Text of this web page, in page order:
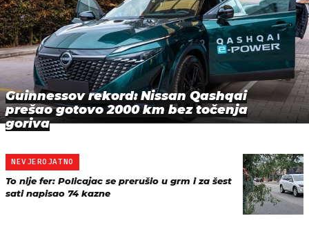
Guinnessov rekord: Nissan Qashqai
prešao gotovo 2000 km bez točenja
goriva
NEVJEROJATNO
To nije fer: Policajac se prerušio u grm i za šest
sati napisao 74 kazne